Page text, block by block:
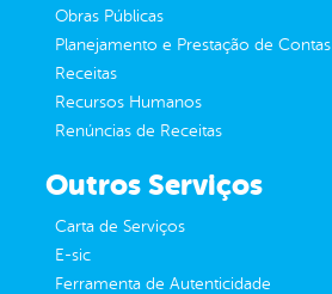
Obras Públicas
Planejamento e Prestação de Contas
Receitas
Recursos Humanos
Renúncias de Receitas
Outros Serviços
Carta de Serviços
E-sic
Ferramenta de Autenticidade